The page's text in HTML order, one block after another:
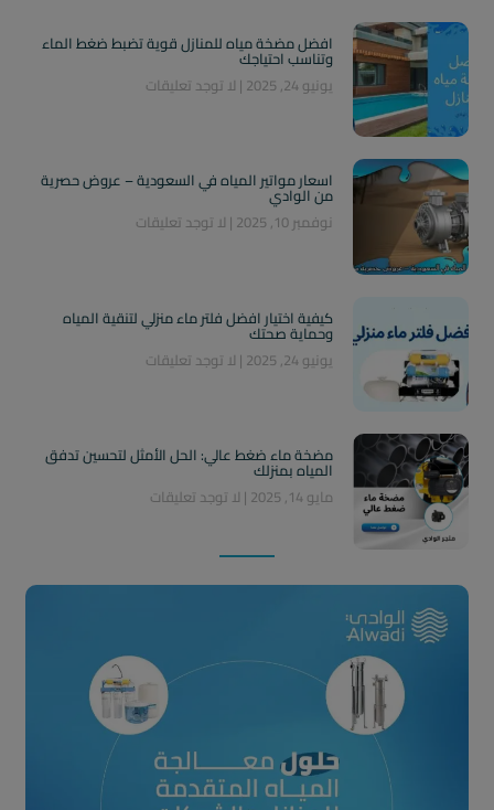
افضل مضخة مياه للمنازل قوية تضبط ضغط الماء
وتناسب احتياجك
يونيو 24, 2025
لا توجد تعليقات
اسعار مواتير المياه في السعودية – عروض حصرية
من الوادي
نوفمبر 10, 2025
لا توجد تعليقات
كيفية اختيار افضل فلتر ماء منزلي لتنقية المياه
وحماية صحتك
يونيو 24, 2025
لا توجد تعليقات
مضخة ماء ضغط عالي: الحل الأمثل لتحسين تدفق
المياه بمنزلك
مايو 14, 2025
لا توجد تعليقات